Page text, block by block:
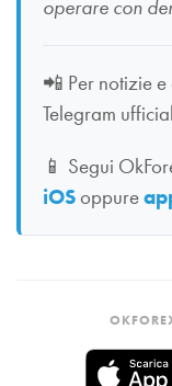
operare con
📲 Per notizie
Telegram
📱 Segui
iOSoppure